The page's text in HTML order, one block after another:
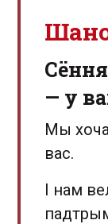
— у
Мы
вас.
І нам